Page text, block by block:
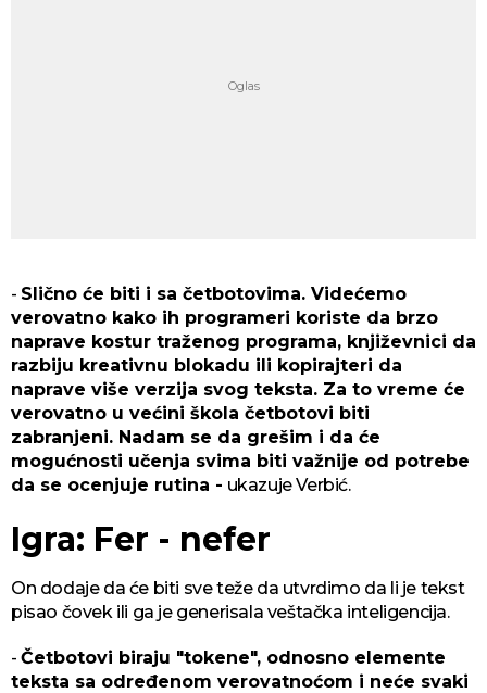
- Slično će biti i sa četbotovima. Videćemo
verovatno kako ih programeri koriste da brzo
naprave kostur traženog programa, književnici da
razbiju kreativnu blokadu ili kopirajteri da
naprave više verzija svog teksta. Za to vreme će
verovatno u većini škola četbotovi biti
zabranjeni. Nadam se da grešim i da će
mogućnosti učenja svima biti važnije od potrebe
da se ocenjuje rutina - ukazuje Verbić.
Igra: Fer - nefer
On dodaje da će biti sve teže da utvrdimo da li je tekst
pisao čovek ili ga je generisala veštačka inteligencija.
-Četbotovi biraju "tokene", odnosno elemente
teksta sa određenom verovatnoćom i neće svaki